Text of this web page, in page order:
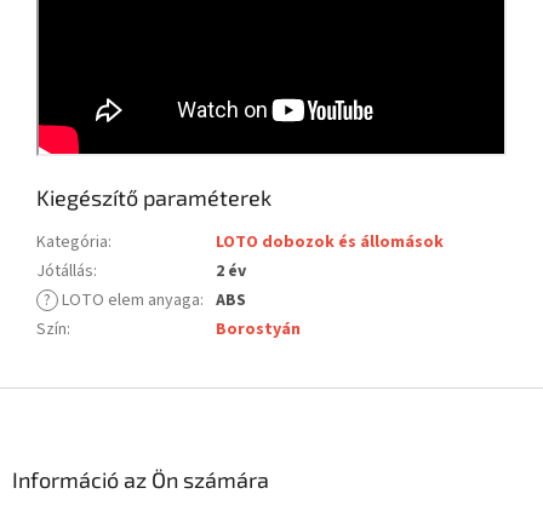
Kiegészítő paraméterek
Kategória:
LOTO dobozok és állomások
Jótállás:
2 év
? LOTO elem anyaga: ABS
Szín: Borostyán
Információ az Ön számára